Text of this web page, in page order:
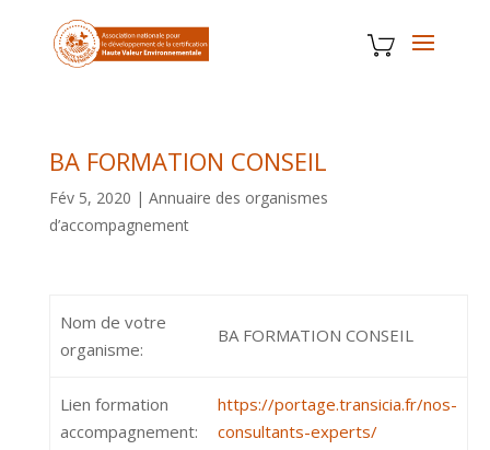
BA FORMATION CONSEIL
Fév 5, 2020 | Annuaire des organismes
d’accompagnement
Nom de votre
organisme:
BA FORMATION CONSEIL
Lien formation
accompagnement:
https://portage.transicia.fr/nos-
consultants-experts/